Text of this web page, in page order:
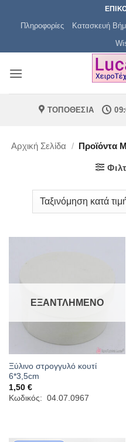
Πληροφορίες Κατασκευή
ΤΟΠΟΘΕΣΙΑ
Αρχική Σελίδα / Προϊόντα
ΕΞΑΝΤΛΗΜΈΝΟ
Ξύλινο στρογγυλό κουτί
6*3,5cm
1,50 €
Κωδικός: 04.07.0967